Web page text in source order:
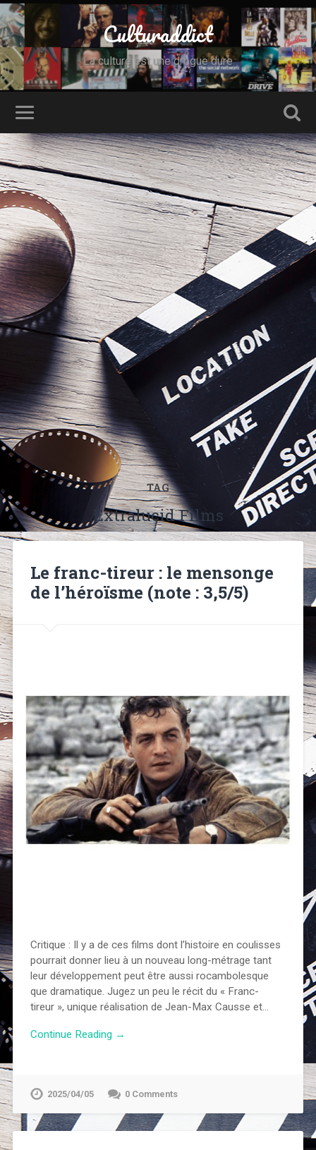
Culturaddict
La culture est une drogue dure
TAG
Extralucid Films
Le franc-tireur : le mensonge
de l’héroïsme (note : 3,5/5)
Critique : Il y a de ces films dont l’histoire en coulisses
pourrait donner lieu à un nouveau long-métrage tant
leur développement peut être aussi rocambolesque
que dramatique. Jugez un peu le récit du « Franc-
tireur », unique réalisation de Jean-Max Causse et…
Continue Reading →
2025/04/05 0 Comments